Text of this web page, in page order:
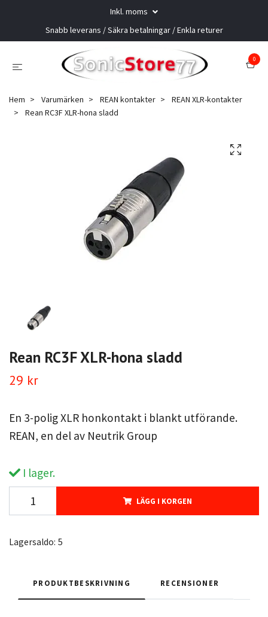
Inkl. moms
Snabb leverans / Säkra betalningar / Enkla returer
0
Hem Varumärken REAN kontakter
REAN XLR-kontakter
Rean RC3F XLR-hona sladd
Rean RC3F XLR-hona sladd
29 kr
En 3-polig XLR honkontakt i blankt utförande.
REAN, en del av Neutrik Group
I lager.
LÄGG I KORGEN
Lagersaldo: 5
PRODUKTBESKRIVNING RECENSIONER